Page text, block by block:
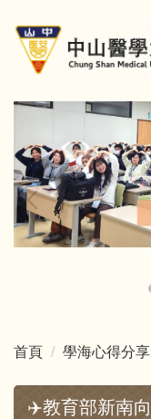
到
內
區
首頁 學海心得分享
✈️教育部新南